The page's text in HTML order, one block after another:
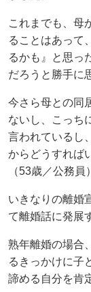
これまでも、母
ることはあって
るかも』と思っ
だろうと勝手に
今さら母との同
ないし、こっち
言われているし
からどうすれば
（53歳／公務員）
いきなりの離婚
て離婚話に発展
熟年離婚の場合
るきっかけに子
諦める自分を肯